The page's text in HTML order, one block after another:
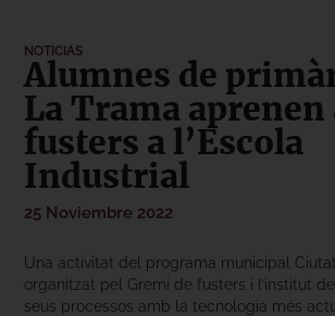
NOTICIAS
Alumnes de
La Trama aprenen
fusters a l’Escola
Industrial
25 Noviembre 2022
Una activitat del programa municipal
organitzat pel Gremi de fusters i l’institut
seus processos amb la tecnologia més